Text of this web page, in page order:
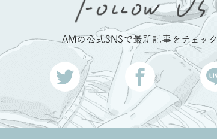
AMの公式SNSで最新記事をチェック